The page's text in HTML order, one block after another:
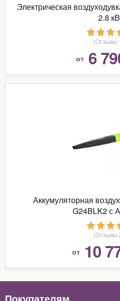
Электрическая
2.8
(Отзывы
от 6
Аккумуляторная
G24BLK2 с
(Отзывы
от 10
Покупателям